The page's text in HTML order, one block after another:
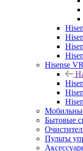
Hisense
Бытовые
Пульты